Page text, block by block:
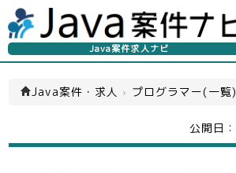
Java案件求人ナビ
Java案件・求人 › プログラマー(一覧)
公開日：